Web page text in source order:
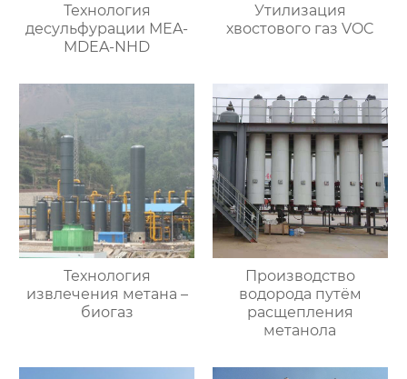
Технология
десульфурации MEA-
MDEA-NHD
Утилизация
хвостового газ VOC
Технология
извлечения метана –
биогаз
Производство
водорода путём
расщепления
метанола